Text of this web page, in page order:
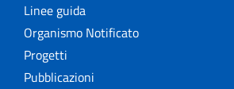
Linee guida
Organismo Notificato
Progetti
Pubblicazioni